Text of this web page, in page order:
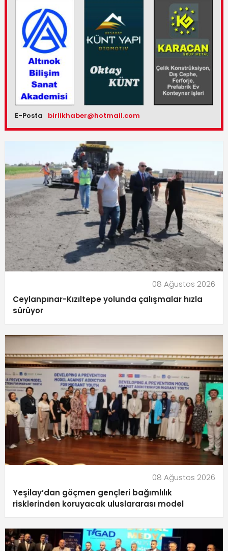
E-Posta birlikhaber@hotmail.com
08 Ağustos 2026
Ceylanpınar-Kızıltepe yolunda çalışmalar hızla
sürüyor
08 Ağustos 2026
Yeşilay’dan göçmen gençleri bağımlılık
risklerinden koruyacak uluslararası model